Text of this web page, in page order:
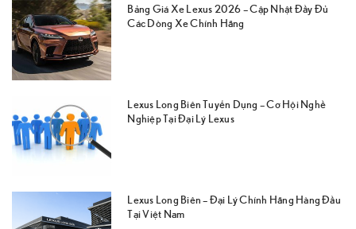
Bảng Giá Xe Lexus 2026 – Cập Nhật Đầy Đủ
Các Dòng Xe Chính Hãng
Lexus Long Biên Tuyển Dụng – Cơ Hội Nghề
Nghiệp Tại Đại Lý Lexus
Lexus Long Biên – Đại Lý Chính Hãng Hàng Đầu
Tại Việt Nam